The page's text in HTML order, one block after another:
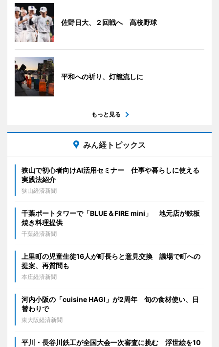
佐野日大、２回戦へ 高校野球
平和への祈り、灯籠流しに
もっと見る
みん経トピックス
狭山で初心者向けAI活用セミナー 仕事や暮らしに使える
実践法紹介
狭山経済新聞
千葉ポートタワーで「BLUE＆FIRE mini」 地元店が鉄板
焼き料理提供
千葉経済新聞
上里町の児童生徒16人が町長らと意見交換 議場で町への
提案、再質問も
本庄経済新聞
河内小阪の「cuisine HAGI」が2周年 旬の食材使い、日
替わりで
東大阪経済新聞
平川・長谷川鉄工が全国大会一次審査に挑む 浮世絵を10